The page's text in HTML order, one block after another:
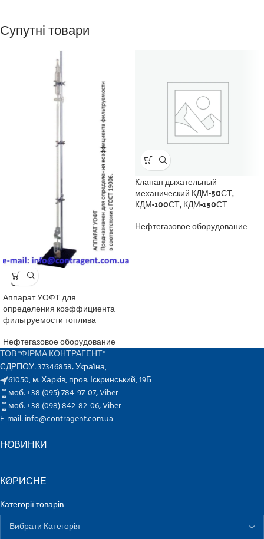
Супутні товари
SOLD
OUT
Аппарат УОФТ для
определения коэффициента
фильтруемости топлива
Нефтегазовое оборудование
Клапан дыхательный
механический КДМ-50СТ,
КДМ-100СТ, КДМ-150СТ
Нефтегазовое оборудование
ТОВ "ФІРМА КОНТРАГЕНТ"
ЄДРПОУ: 37346858; Україна,
61050, м. Харків, пров. Іскринський, 19Б
моб. +38 (095) 784-97-07;Viber
моб. +38 (098) 842-82-06;Viber
E-mail: info@contragent.com.ua
НОВИНКИ
КОРИСНЕ
Категорії товарів